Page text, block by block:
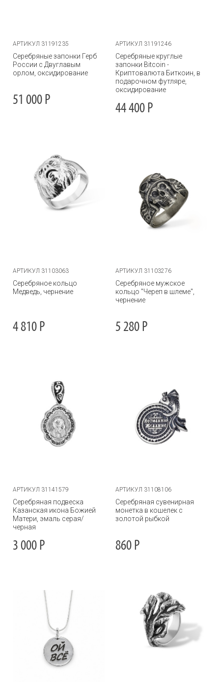
АРТИКУЛ 31191235
Серебряные запонки Герб
России с Двуглавым
орлом, оксидирование
51 000 Р
АРТИКУЛ 31191246
Серебряные круглые
запонки Bitcoin -
Криптовалюта Биткоин, в
подарочном футляре,
оксидирование
44 400 Р
АРТИКУЛ 31103063
Серебряное кольцо
Медведь, чернение
4 810 Р
АРТИКУЛ 31103276
Серебряное мужское
кольцо "Череп в шлеме",
чернение
5 280 Р
АРТИКУЛ 31141579
Серебряная подвеска
Казанская икона Божией
Матери, эмаль серая/
черная
3 000 Р
АРТИКУЛ 31108106
Серебряная сувенирная
монетка в кошелек с
золотой рыбкой
860 Р